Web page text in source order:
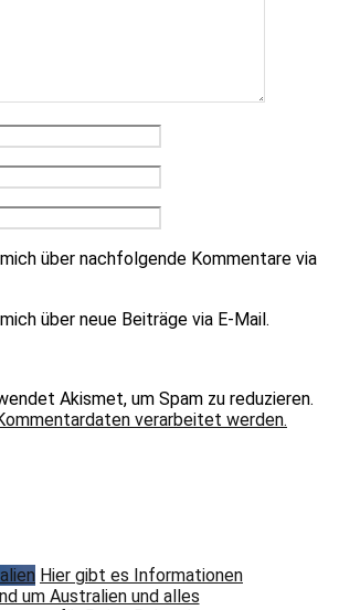
über nachfolgende Kommentare via
über neue Beiträge via E-Mail.
Akismet, um Spam zu reduzieren.
verarbeitet werden.
Hier gibt es Informationen
um Australien und alles